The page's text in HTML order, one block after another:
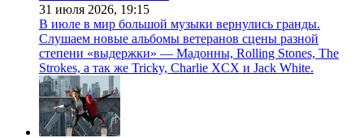
31 июля 2026, 19:15
В июле в мир большой музыки вернулись гранды.
Слушаем новые альбомы ветеранов сцены разной
степени «выдержки» — Мадонны, Rolling Stones, The
Strokes, а так же Tricky, Charlie XCX и Jack White.